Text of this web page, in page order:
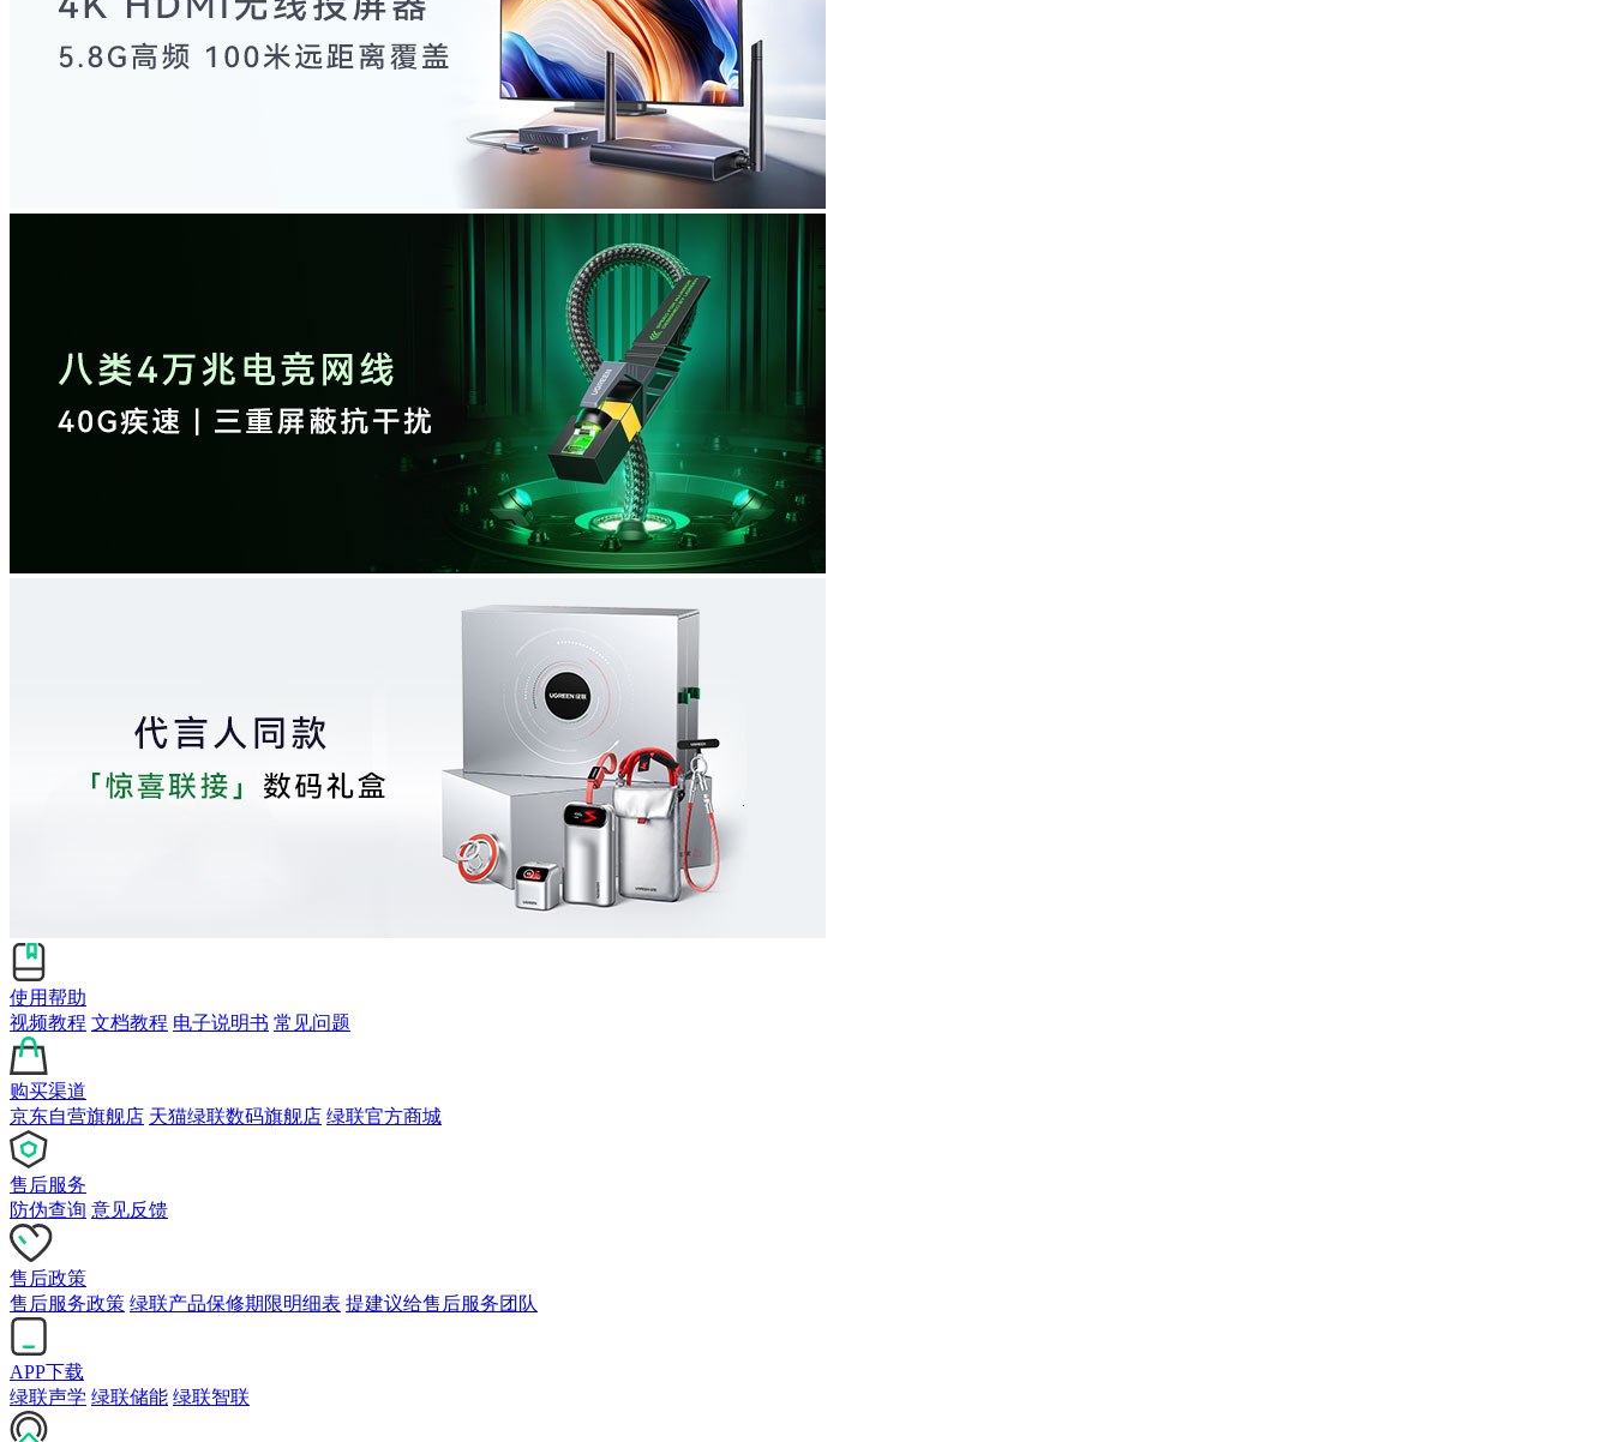
使用帮助
视频教程 文档教程 电子说明书 常见问题
购买渠道
京东自营旗舰店 天猫绿联数码旗舰店 绿联官方商城
售后服务
防伪查询 意见反馈
售后政策
售后服务政策 绿联产品保修期限明细表 提建议给售后服务团队
APP下载
绿联声学 绿联储能 绿联智联